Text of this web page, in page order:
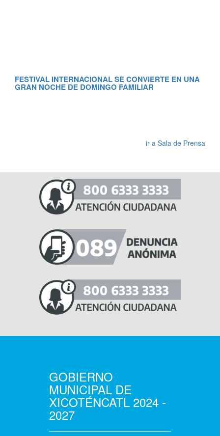
FESTIVAL INTERNACIONAL SE CONVIERTE EN UNA
GRAN NOCHE DE DOMINGO FAMILIAR
ir a Sala de Prensa
GOBIERNO
MUNICIPAL DE
XICOTÉNCATL 2024 -
2027